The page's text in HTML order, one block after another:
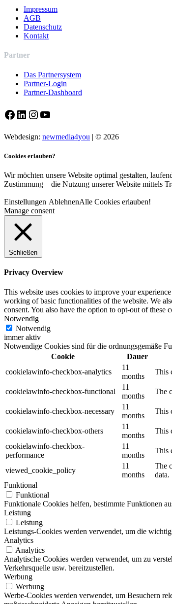
Impressum
AGB
Datenschutz
Kontakt
Partner
Das Partnersystem
Partner-Login
Partner-Dashboard
Facebook
LinkedIn
Instagram
YouTube
Webdesign: newmedia4you | © 2026
Cookies erlauben?
Wir möchten unsere Website optimal gestalten,
Zustimmung – die Nutzung unserer Website mittels
Einstellungen AblehnenAlle Cookies erlauben!
Manage consent
Schließen
Privacy Overview
This website uses cookies to improve your
working of basic functionalities of the website. We
consent. You also have the option to opt-out of
Notwendig
Notwendig
immer aktiv
Notwendige Cookies sind für die ordnungsgemäße
Cookie
Dauer
cookielawinfo-checkbox-analytics
11
months
This
cookielawinfo-checkbox-functional
11
months
The
cookielawinfo-checkbox-necessary
11
months
This
cookielawinfo-checkbox-others
11
months
This
cookielawinfo-checkbox-
performance
11
months
This
viewed_cookie_policy
11
months
The
data.
Funktional
Funktional
Funktionale Cookies helfen, bestimmte Funktionen
Leistung
Leistung
Leistungs-Cookies werden verwendet, um die
Analytics
Analytics
Analytische Cookies werden verwendet, um zu
Verkehrsquelle usw. bereitzustellen.
Werbung
Werbung
Werbe-Cookies werden verwendet, um Besuchern